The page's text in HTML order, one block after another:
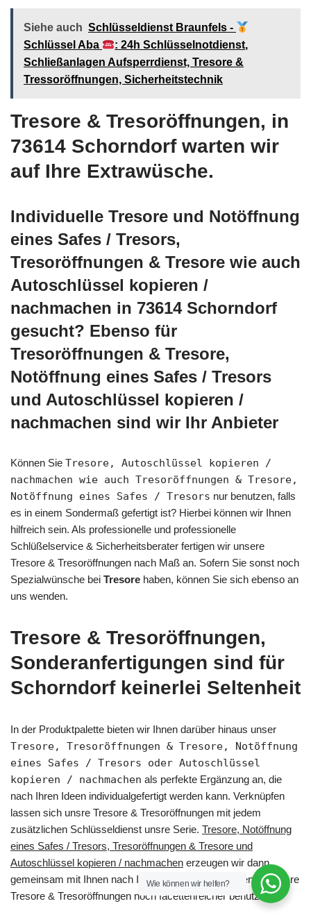
Siehe auch Schlüsseldienst Braunfels -
Schlüssel Aba
: 24h Schlüsselnotdienst,
Schließanlagen Aufsperrdienst, Tresore &
Tressoröffnungen, Sicherheitstechnik
Tresore & Tresoröffnungen, in
73614 Schorndorf warten wir
auf Ihre Extrawüsche.
Individuelle Tresore und Notöffnung
eines Safes / Tresors,
Tresoröffnungen & Tresore wie auch
Autoschlüssel kopieren /
nachmachen in 73614 Schorndorf
gesucht? Ebenso für
Tresoröffnungen & Tresore,
Notöffnung eines Safes / Tresors
und Autoschlüssel kopieren /
nachmachen sind wir Ihr Anbieter
Können Sie Tresore, Autoschlüssel kopieren /
nachmachen wie auch Tresoröffnungen & Tresore,
Notöffnung eines Safes / Tresors nur benutzen, falls
es in einem Sondermaß gefertigt ist? Hierbei können wir Ihnen
hilfreich sein. Als professionelle und professionelle
Schlüßelservice & Sicherheitsberater fertigen wir unsere
Tresore & Tresoröffnungen nach Maß an. Sofern Sie sonst noch
Spezialwünsche bei Tresore haben, können Sie sich ebenso an
uns wenden.
Tresore & Tresoröffnungen,
Sonderanfertigungen sind für
Schorndorf keinerlei Seltenheit
In der Produktpalette bieten wir Ihnen darüber hinaus unser
Tresore, Tresoröffnungen & Tresore, Notöffnung
eines Safes / Tresors oder Autoschlüssel
kopieren / nachmachen als perfekte Ergänzung an, die
nach Ihren Ideen individualgefertigt werden kann. Verknüpfen
lassen sich unsre Tresore & Tresoröffnungen mit jedem
zusätzlichen Schlüsseldienst unsre Serie. Tresore, Notöffnung
eines Safes / Tresors, Tresoröffnungen & Tresore und
Autoschlüssel kopieren / nachmachen erzeugen wir dann
gemeinsam mit Ihnen nach Ihren Wünsch. So können Sie unsre
Tresore & Tresoröffnungen noch facettenreicher benutzen.
Wie können wir helfen?